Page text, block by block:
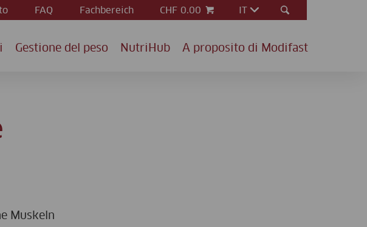
FAQ Fachbereich CHF 0.00
Gestione del peso NutriHub A proposito di Modifast
Muskeln